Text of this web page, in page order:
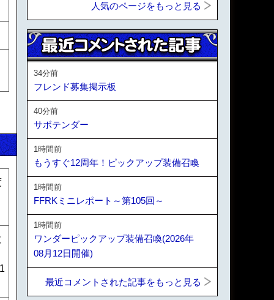
人気のページをもっと見る
34分前
フレンド募集掲示板
40分前
サボテンダー
1時間前
もうすぐ12周年！ピックアップ装備召喚
1時間前
FFRKミニレポート～第105回～
1時間前
ワンダーピックアップ装備召喚(2026年
08月12日開催)
最近コメントされた記事をもっと見る